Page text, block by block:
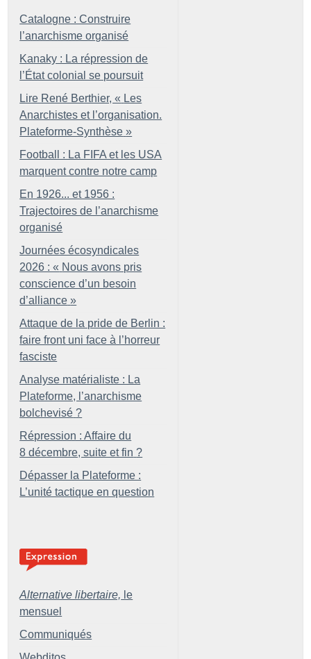
Catalogne : Construire
l’anarchisme organisé
Kanaky : La répression de
l’État colonial se poursuit
Lire René Berthier, « Les
Anarchistes et l’organisation.
Plateforme-Synthèse »
Football : La FIFA et les USA
marquent contre notre camp
En 1926... et 1956 :
Trajectoires de l’anarchisme
organisé
Journées écosyndicales
2026 : « Nous avons pris
conscience d’un besoin
d’alliance »
Attaque de la pride de Berlin :
faire front uni face à l’horreur
fasciste
Analyse matérialiste : La
Plateforme, l’anarchisme
bolchevisé ?
Répression : Affaire du
8 décembre, suite et fin ?
Dépasser la Plateforme :
L’unité tactique en question
Alternative libertaire, le
mensuel
Communiqués